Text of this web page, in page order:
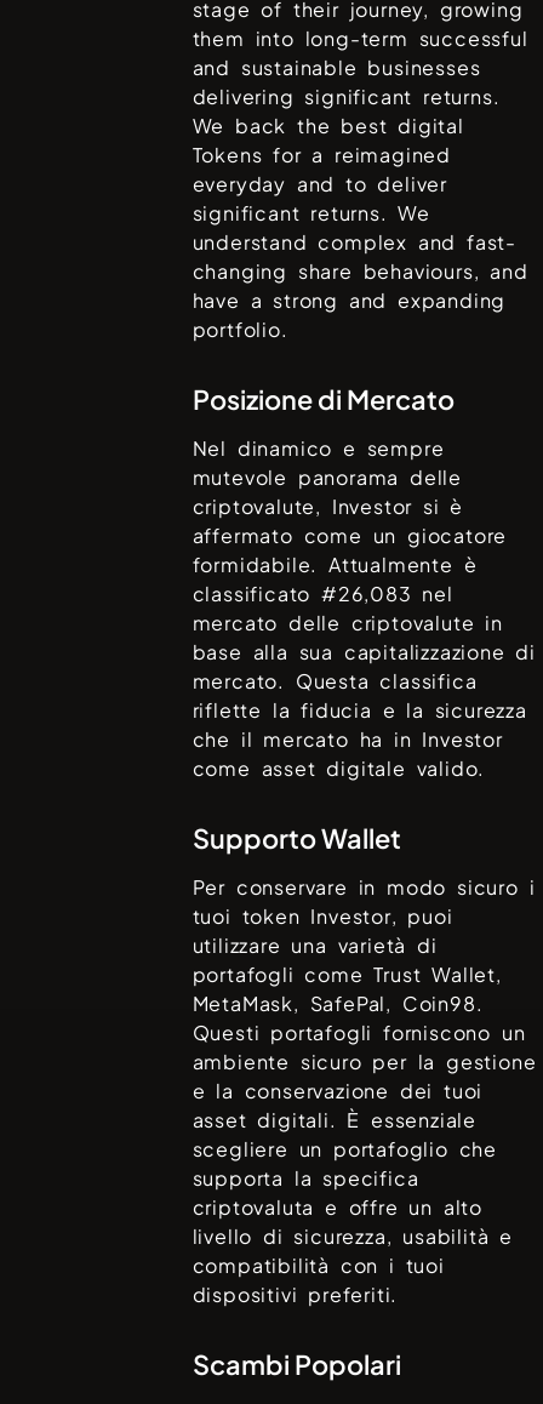
stage of their journey, growing
them into long-term successful
and sustainable businesses
delivering significant returns.
We back the best digital
Tokens for a reimagined
everyday and to deliver
significant returns. We
understand complex and fast-
changing share behaviours, and
have a strong and expanding
portfolio.
Posizione di Mercato
Nel dinamico e sempre
mutevole panorama delle
criptovalute, Investor si è
affermato come un giocatore
formidabile. Attualmente è
classificato #26,083 nel
mercato delle criptovalute in
base alla sua capitalizzazione di
mercato. Questa classifica
riflette la fiducia e la sicurezza
che il mercato ha in Investor
come asset digitale valido.
Supporto Wallet
Per conservare in modo sicuro i
tuoi token Investor, puoi
utilizzare una varietà di
portafogli comeTrust Wallet,
MetaMask, SafePal, Coin98.
Questi portafogli forniscono un
ambiente sicuro per la gestione
e la conservazione dei tuoi
asset digitali. È essenziale
scegliere un portafoglio che
supporta la specifica
criptovaluta e offre un alto
livello di sicurezza, usabilità e
compatibilità con i tuoi
dispositivi preferiti.
Scambi Popolari